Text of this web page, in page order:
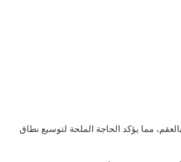
في العالم مصاب بالعقم، مما يؤكد الحاجة الملحة لتوسيع نطاق